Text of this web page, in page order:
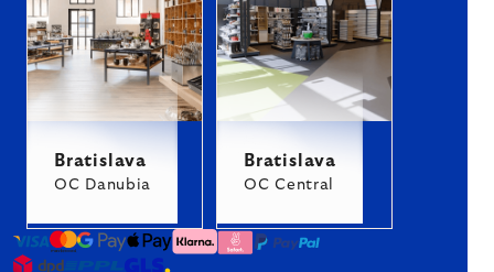
Bratislava
OC Danubia
Bratislava
OC Central